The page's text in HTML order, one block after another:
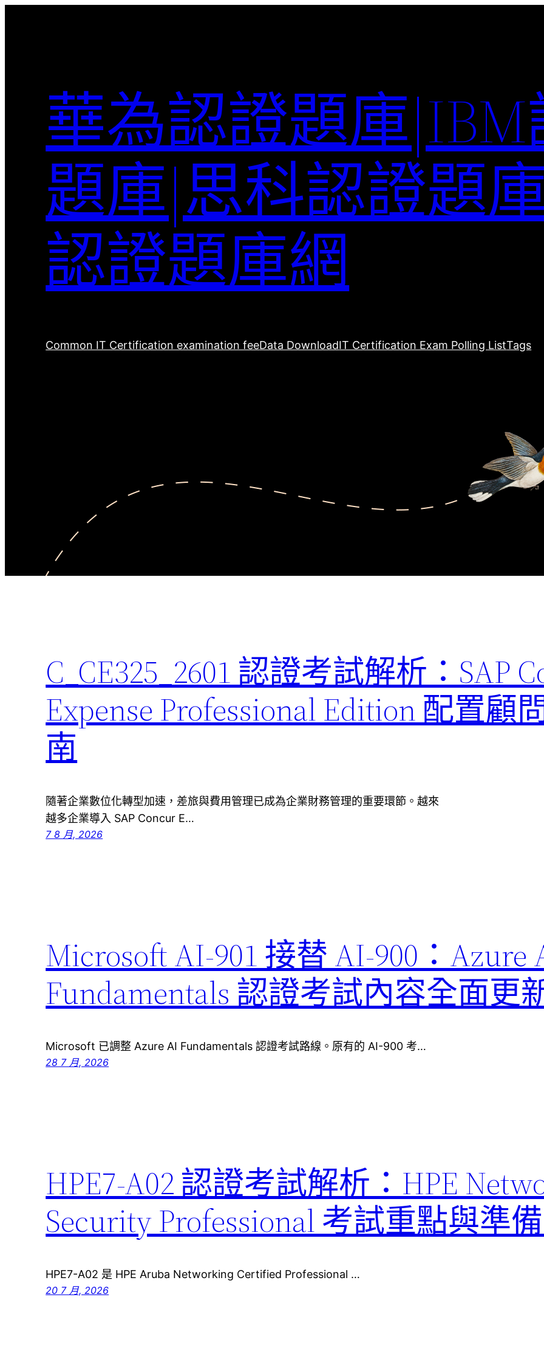
華為認證題庫
題庫|思科認證題
認證題庫網
Common IT Certification examination feeData DownloadIT Certification Exam Polling ListTags
C_CE325_2601 認證考試解析：SAP
Expense Professional Edition 配置顧
南
隨著企業數位化轉型加速，差旅與費用管理已成為企業財務管理的重要環節。越來
越多企業導入 SAP Concur E…
7 8 月, 2026
Microsoft AI-901 接替 AI-900：Azure
Fundamentals 認證考試內容全面更
Microsoft 已調整 Azure AI Fundamentals 認證考試路線。原有的 AI-900 考…
28 7 月, 2026
HPE7-A02 認證考試解析：HPE
Security Professional 考試重點與準
HPE7-A02 是 HPE Aruba Networking Certified Professional …
20 7 月, 2026